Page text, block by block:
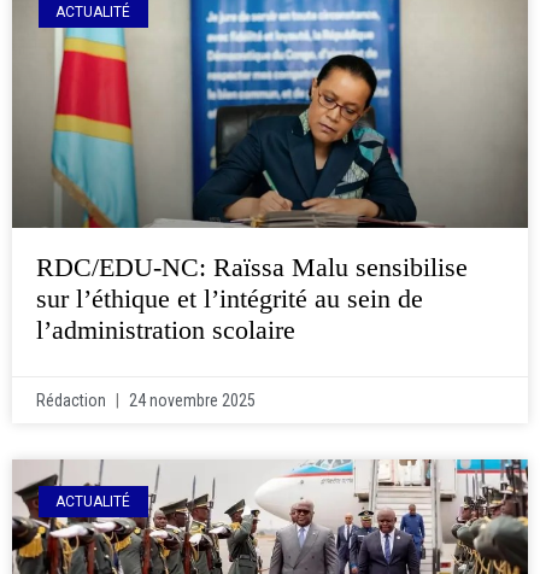
ACTUALITÉ
RDC/EDU-NC: Raïssa Malu sensibilise
sur l’éthique et l’intégrité au sein de
l’administration scolaire
Rédaction 24 novembre 2025
ACTUALITÉ